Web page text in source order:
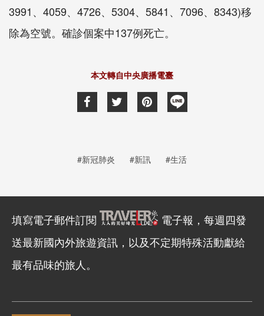
3991、4059、4726、5304、5841、7096、8343)移
除為空號。確診個案中137例死亡。
本文轉自中央廣播電臺
#新冠肺炎 #新訊 #生活
填寫電子郵件訂閱
電子報，每週四發
送最新國內外旅遊資訊，以及不定期特殊活動獻給
最有品味的旅人。